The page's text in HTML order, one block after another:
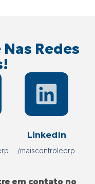
Redes
LinkedIn
/maiscontroleerp
em contato no